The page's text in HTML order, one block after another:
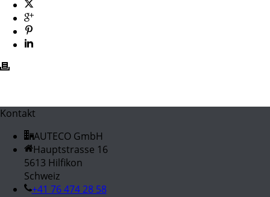
Kontakt
AUTECO GmbH
Hauptstrasse 16
5613 Hilfikon
Schweiz
+41 76 474 28 58